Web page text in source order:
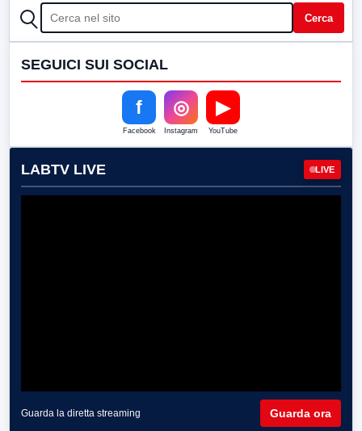
CERCA Cerca
SEGUICI SUI SOCIAL
f
Facebook
◎
Instagram
▶
YouTube
LABTV LIVE LIVE
Guarda la diretta streaming Guarda ora